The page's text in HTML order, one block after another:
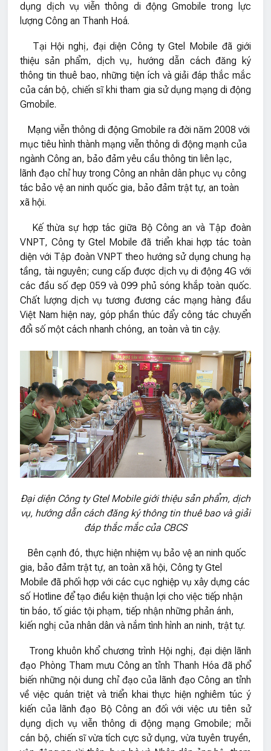
dụng dịch vụ viễn thông di động Gmobile trong lực
lượng Công an Thanh Hoá.
Tại Hội nghị, đại diện Công ty Gtel Mobile đã giới
thiệu sản phẩm, dịch vụ, hướng dẫn cách đăng ký
thông tin thuê bao, những tiện ích và giải đáp thắc mắc
của cán bộ, chiến sĩ khi tham gia sử dụng mạng di động
Gmobile.
Mạng viễn thông di động Gmobile ra đời năm 2008 với
mục tiêu hình thành mạng viễn thông di động mạnh của
ngành Công an, bảo đảm yêu cầu thông tin liên lạc,
lãnh đạo chỉ huy trong Công an nhân dân phục vụ công
tác bảo vệ an ninh quốc gia, bảo đảm trật tự, an toàn
xã hội.
Kế thừa sự hợp tác giữa Bộ Công an và Tập đoàn
VNPT, Công ty Gtel Mobile đã triển khai hợp tác toàn
diện với Tập đoàn VNPT theo hướng sử dụng chung hạ
tầng, tài nguyên; cung cấp được dịch vụ di động 4G với
các đầu số đẹp 059 và 099 phủ sóng khắp toàn quốc.
Chất lượng dịch vụ tương đương các mạng hàng đầu
Việt Nam hiện nay, góp phần thúc đẩy công tác chuyển
đổi số một cách nhanh chóng, an toàn và tin cậy.
Đại diện Công ty Gtel Mobile giới thiệu sản phẩm, dịch
vụ, hướng dẫn cách đăng ký thông tin thuê bao và giải
đáp thắc mắc của CBCS
Bên cạnh đó, thực hiện nhiệm vụ bảo vệ an ninh quốc
gia, bảo đảm trật tự, an toàn xã hội, Công ty Gtel
Mobile đã phối hợp với các cục nghiệp vụ xây dựng các
số Hotline để tạo điều kiện thuận lợi cho việc tiếp nhận
tin báo, tố giác tội phạm, tiếp nhận những phản ánh,
kiến nghị của nhân dân và nắm tình hình an ninh, trật tự.
Trong khuôn khổ chương trình Hội nghị, đại diện lãnh
đạo Phòng Tham mưu Công an tỉnh Thanh Hóa đã phổ
biến những nội dung chỉ đạo của lãnh đạo Công an tỉnh
về việc quán triệt và triển khai thực hiện nghiêm túc ý
kiến của lãnh đạo Bộ Công an đối với việc ưu tiên sử
dụng dịch vụ viễn thông di động mạng Gmobile; mỗi
cán bộ, chiến sĩ vừa tích cực sử dụng, vừa tuyên truyền,